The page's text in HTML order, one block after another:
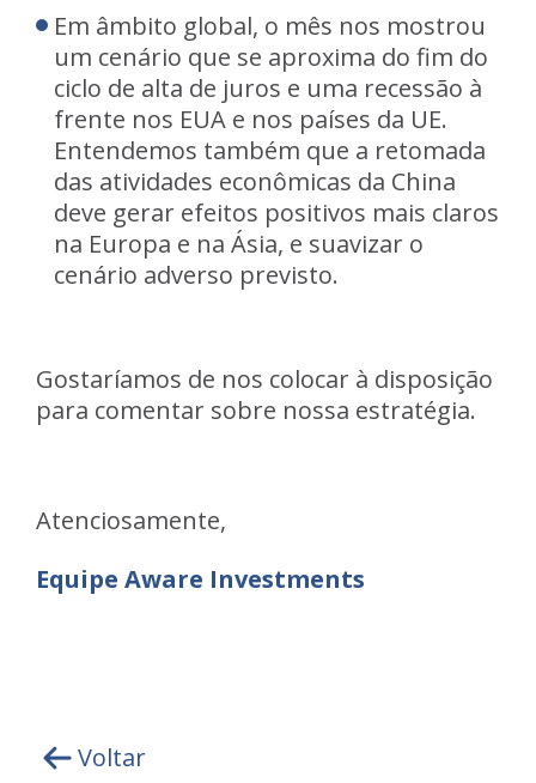
Em âmbito global, o mês nos mostrou
um cenário que se aproxima do fim do
ciclo de alta de juros e uma recessão à
frente nos EUA e nos países da UE.
Entendemos também que a retomada
das atividades econômicas da China
deve gerar efeitos positivos mais claros
na Europa e na Ásia, e suavizar o
cenário adverso previsto.
Gostaríamos de nos colocar à disposição
para comentar sobre nossa estratégia.
Atenciosamente,
Equipe Aware Investments
Voltar